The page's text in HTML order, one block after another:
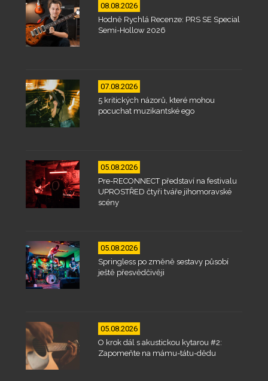
08.08.2026
Hodně Rychlá Recenze: PRS SE Special
Semi-Hollow 2026
07.08.2026
5 kritických názorů, které mohou
pocuchat muzikantské ego
05.08.2026
Pre-RECONNECT představí na festivalu
UPROSTŘED čtyři tváře jihomoravské
scény
05.08.2026
Springless po změně sestavy působí
ještě přesvědčivěji
05.08.2026
O krok dál s akustickou kytarou #2:
Zapomeňte na mámu-tátu-dědu